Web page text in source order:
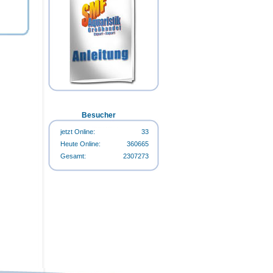
Happy-Life HappyStart 500ml-
Flasche
Flasche
Happy-Life HappyCarbo 500ml-
Flasche
Happy-Life Algin Regular 500ml-
Besucher
jetzt Online:
33
Heute Online:
360665
Gesamt:
2307273